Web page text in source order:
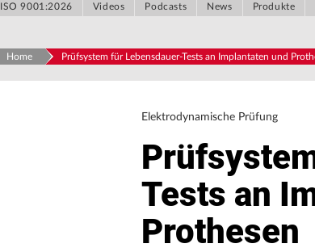
ISO 9001:2026 Videos Podcasts News Produkte
Home Prüfsystem für Lebensdauer-Tests an Implantaten und
Elektrodynamische Prüfung
Tests an
Prothesen